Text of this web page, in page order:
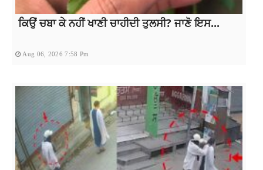
ਕਿਉਂ ਚਬਾ ਕੇ ਨਹੀਂ ਖਾਣੀ ਚਾਹੀਦੀ ਤੁਲਸੀ? ਜਾਣੋ ਇਸ...
Aug 06, 2026 7:58 Pm